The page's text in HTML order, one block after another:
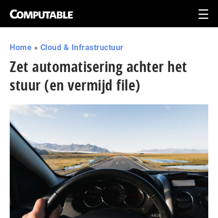
Home » Cloud & Infrastructuur
Zet automatisering achter het
stuur (en vermijd file)